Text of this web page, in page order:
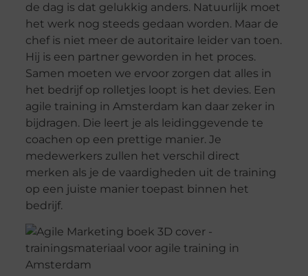
de dag is dat gelukkig anders. Natuurlijk moet
het werk nog steeds gedaan worden. Maar de
chef is niet meer de autoritaire leider van toen.
Hij is een partner geworden in het proces.
Samen moeten we ervoor zorgen dat alles in
het bedrijf op rolletjes loopt is het devies. Een
agile training in Amsterdam kan daar zeker in
bijdragen. Die leert je als leidinggevende te
coachen op een prettige manier. Je
medewerkers zullen het verschil direct
merken als je de vaardigheden uit de training
op een juiste manier toepast binnen het
bedrijf.